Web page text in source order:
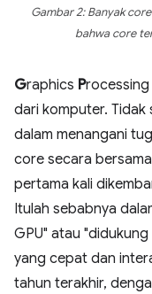
Gambar 2: Banyak
bahwa core
Graphics Processing
dari komputer. Tidak
dalam menangani
core secara
pertama kali
Itulah sebabnya
GPU" atau
yang cepat dan
tahun terakhir,